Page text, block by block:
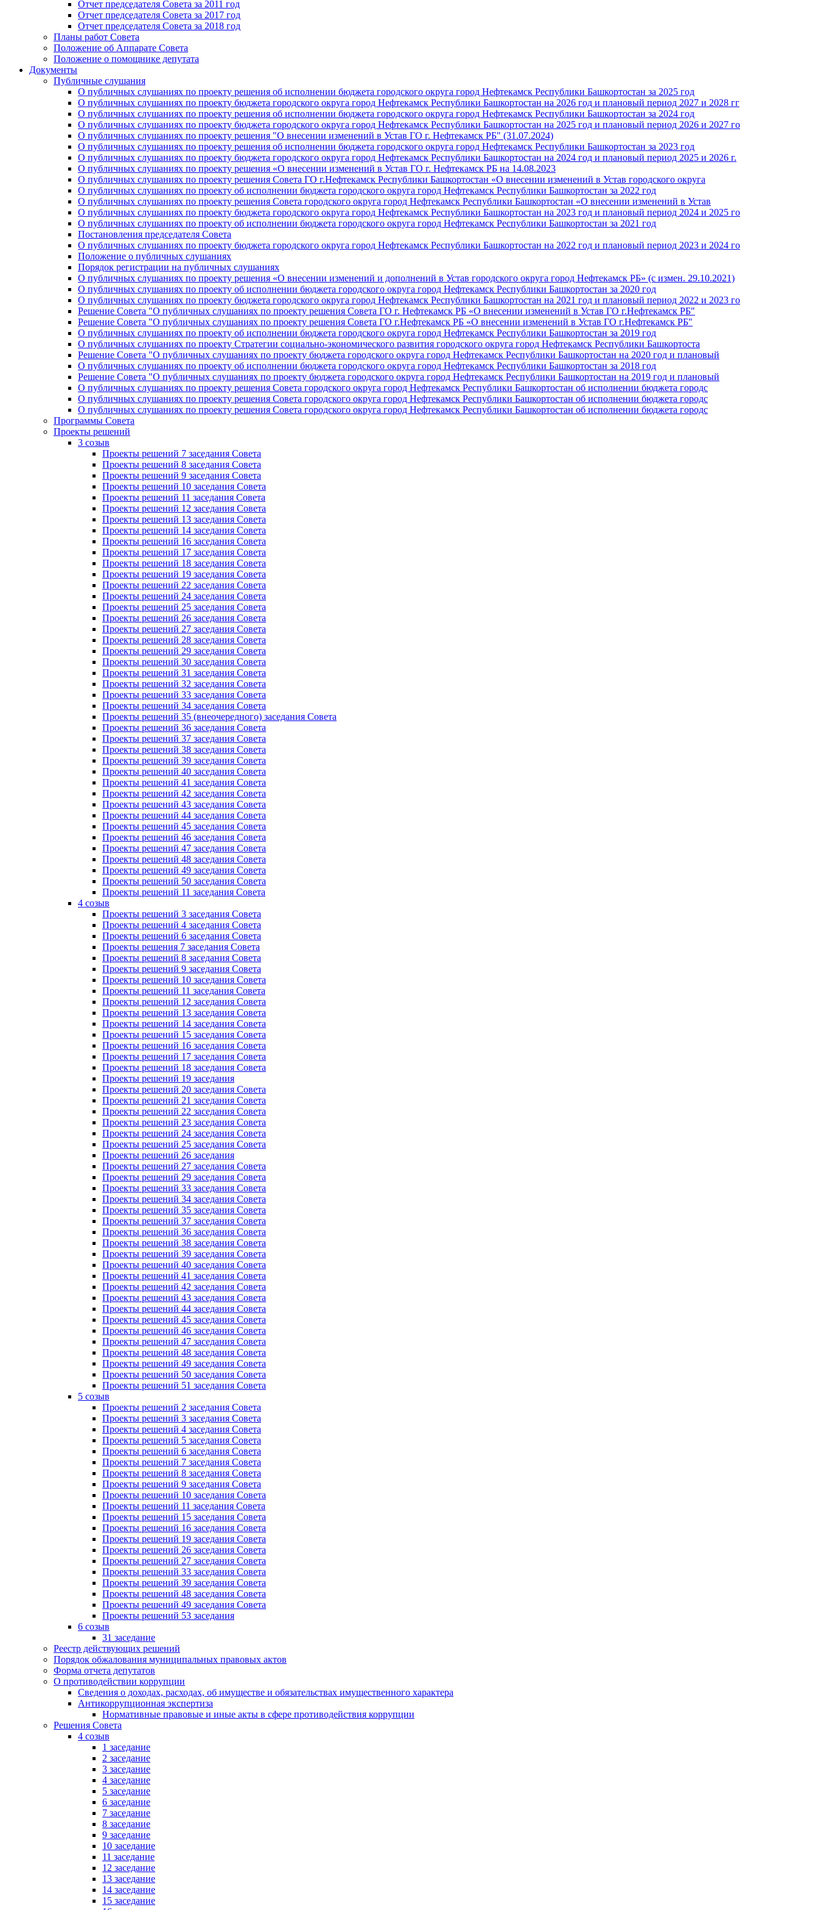
Отчет председателя Совета за 2011 год
Отчет председателя Совета за 2017 год
Отчет председателя Совета за 2018 год
Планы работ Совета
Положение об Аппарате Совета
Положение о помощнике депутата
Документы
Публичные слушания
О публичных слушаниях по проекту решения об исполнении бюджета городского округа город Нефтекамск Республики Башкортостан за 2025 год
О публичных слушаниях по проекту бюджета городского округа город Нефтекамск Республики Башкортостан на 2026 год и плановый период 2027 и 2028 гг
О публичных слушаниях по проекту решения об исполнении бюджета городского округа город Нефтекамск Республики Башкортостан за 2024 год
О публичных слушаниях по проекту бюджета городского округа город Нефтекамск Республики Башкортостан на 2025 год и плановый период 2026 и 2027 го
О публичных слушаниях по проекту решения "О внесении изменений в Устав ГО г. Нефтекамск РБ" (31.07.2024)
О публичных слушаниях по проекту решения об исполнении бюджета городского округа город Нефтекамск Республики Башкортостан за 2023 год
О публичных слушаниях по проекту бюджета городского округа город Нефтекамск Республики Башкортостан на 2024 год и плановый период 2025 и 2026 г.
О публичных слушаниях по проекту решения «О внесении изменений в Устав ГО г. Нефтекамск РБ на 14.08.2023
О публичных слушаниях по проекту решения Совета ГО г.Нефтекамск Республики Башкортостан «О внесении изменений в Устав городского округа
О публичных слушаниях по проекту об исполнении бюджета городского округа город Нефтекамск Республики Башкортостан за 2022 год
О публичных слушаниях по проекту решения Совета городского округа город Нефтекамск Республики Башкортостан «О внесении изменений в Устав
О публичных слушаниях по проекту бюджета городского округа город Нефтекамск Республики Башкортостан на 2023 год и плановый период 2024 и 2025 го
О публичных слушаниях по проекту об исполнении бюджета городского округа город Нефтекамск Республики Башкортостан за 2021 год
Постановления председателя Совета
О публичных слушаниях по проекту бюджета городского округа город Нефтекамск Республики Башкортостан на 2022 год и плановый период 2023 и 2024 го
Положение о публичных слушаниях
Порядок регистрации на публичных слушаниях
О публичных слушаниях по проекту решения «О внесении изменений и дополнений в Устав городского округа город Нефтекамск РБ» (с измен. 29.10.2021)
О публичных слушаниях по проекту об исполнении бюджета городского округа город Нефтекамск Республики Башкортостан за 2020 год
О публичных слушаниях по проекту бюджета городского округа город Нефтекамск Республики Башкортостан на 2021 год и плановый период 2022 и 2023 го
Решение Совета "О публичных слушаниях по проекту решения Совета ГО г. Нефтекамск РБ «О внесении изменений в Устав ГО г.Нефтекамск РБ"
Решение Совета "О публичных слушаниях по проекту решения Совета ГО г.Нефтекамск РБ «О внесении изменений в Устав ГО г.Нефтекамск РБ"
О публичных слушаниях по проекту об исполнении бюджета городского округа город Нефтекамск Республики Башкортостан за 2019 год
О публичных слушаниях по проекту Стратегии социально-экономического развития городского округа город Нефтекамск Республики Башкортоста
Решение Совета "О публичных слушаниях по проекту бюджета городского округа город Нефтекамск Республики Башкортостан на 2020 год и плановый
О публичных слушаниях по проекту об исполнении бюджета городского округа город Нефтекамск Республики Башкортостан за 2018 год
Решение Совета "О публичных слушаниях по проекту бюджета городского округа город Нефтекамск Республики Башкортостан на 2019 год и плановый
О публичных слушаниях по проекту решения Совета городского округа город Нефтекамск Республики Башкортостан об исполнении бюджета городс
О публичных слушаниях по проекту решения Совета городского округа город Нефтекамск Республики Башкортостан об исполнении бюджета городс
О публичных слушаниях по проекту решения Совета городского округа город Нефтекамск Республики Башкортостан об исполнении бюджета городс
Программы Совета
Проекты решений
3 созыв
Проекты решений 7 заседания Совета
Проекты решений 8 заседания Совета
Проекты решений 9 заседания Совета
Проекты решений 10 заседания Совета
Проекты решений 11 заседания Совета
Проекты решений 12 заседания Совета
Проекты решений 13 заседания Совета
Проекты решений 14 заседания Совета
Проекты решений 16 заседания Совета
Проекты решений 17 заседания Совета
Проекты решений 18 заседания Совета
Проекты решений 19 заседания Совета
Проекты решений 22 заседания Совета
Проекты решений 24 заседания Совета
Проекты решений 25 заседания Совета
Проекты решений 26 заседания Совета
Проекты решений 27 заседания Совета
Проекты решений 28 заседания Совета
Проекты решений 29 заседания Совета
Проекты решений 30 заседания Совета
Проекты решений 31 заседания Совета
Проекты решений 32 заседания Совета
Проекты решений 33 заседания Совета
Проекты решений 34 заседания Совета
Проекты решений 35 (внеочередного) заседания Совета
Проекты решений 36 заседания Совета
Проекты решений 37 заседания Совета
Проекты решений 38 заседания Совета
Проекты решений 39 заседания Совета
Проекты решений 40 заседания Совета
Проекты решений 41 заседания Совета
Проекты решений 42 заседания Совета
Проекты решений 43 заседания Совета
Проекты решений 44 заседания Совета
Проекты решений 45 заседания Совета
Проекты решений 46 заседания Совета
Проекты решений 47 заседания Совета
Проекты решений 48 заседания Совета
Проекты решений 49 заседания Совета
Проекты решений 50 заседания Совета
Проекты решений 11 заседания Совета
4 созыв
Проекты решений 3 заседания Совета
Проекты решений 4 заседания Совета
Проекты решений 6 заседания Совета
Проекты решения 7 заседания Совета
Проекты решений 8 заседания Совета
Проекты решений 9 заседания Совета
Проекты решений 10 заседания Совета
Проекты решений 11 заседания Совета
Проекты решений 12 заседания Совета
Проекты решений 13 заседания Совета
Проекты решений 14 заседания Совета
Проекты решений 15 заседания Совета
Проекты решений 16 заседания Совета
Проекты решений 17 заседания Совета
Проекты решений 18 заседания Совета
Проекты решений 19 заседания
Проекты решений 20 заседания Совета
Проекты решений 21 заседания Совета
Проекты решений 22 заседания Совета
Проекты решений 23 заседания Совета
Проекты решений 24 заседания Совета
Проекты решений 25 заседания Совета
Проекты решений 26 заседания
Проекты решений 27 заседания Совета
Проекты решений 29 заседания Совета
Проекты решений 33 заседания Совета
Проекты решений 34 заседания Совета
Проекты решений 35 заседания Совета
Проекты решений 37 заседания Совета
Проекты решений 36 заседания Совета
Проекты решений 38 заседания Совета
Проекты решений 39 заседания Совета
Проекты решений 40 заседания Совета
Проекты решений 41 заседания Совета
Проекты решений 42 заседания Совета
Проекты решений 43 заседания Совета
Проекты решений 44 заседания Совета
Проекты решений 45 заседания Совета
Проекты решений 46 заседания Совета
Проекты решений 47 заседания Совета
Проекты решений 48 заседания Совета
Проекты решений 49 заседания Совета
Проекты решений 50 заседания Совета
Проекты решений 51 заседания Совета
5 созыв
Проекты решений 2 заседания Совета
Проекты решений 3 заседания Совета
Проекты решений 4 заседания Совета
Проекты решений 5 заседания Совета
Проекты решений 6 заседания Совета
Проекты решений 7 заседания Совета
Проекты решений 8 заседания Совета
Проекты решений 9 заседания Совета
Проекты решений 10 заседания Совета
Проекты решений 11 заседания Совета
Проекты решений 15 заседания Совета
Проекты решений 16 заседания Совета
Проекты решений 19 заседания Совета
Проекты решений 26 заседания Совета
Проекты решений 27 заседания Совета
Проекты решений 33 заседания Совета
Проекты решений 39 заседания Совета
Проекты решений 48 заседания Совета
Проекты решений 49 заседания Совета
Проекты решений 53 заседания
6 созыв
31 заседание
Реестр действующих решений
Порядок обжалования муниципальных правовых актов
Форма отчета депутатов
О противодействии коррупции
Сведения о доходах, расходах, об имуществе и обязательствах имущественного характера
Антикоррупционная экспертиза
Нормативные правовые и иные акты в сфере противодействия коррупции
Решения Совета
4 созыв
1 заседание
2 заседание
3 заседание
4 заседание
5 заседание
6 заседание
7 заседание
8 заседание
9 заседание
10 заседание
11 заседание
12 заседание
13 заседание
14 заседание
15 заседание